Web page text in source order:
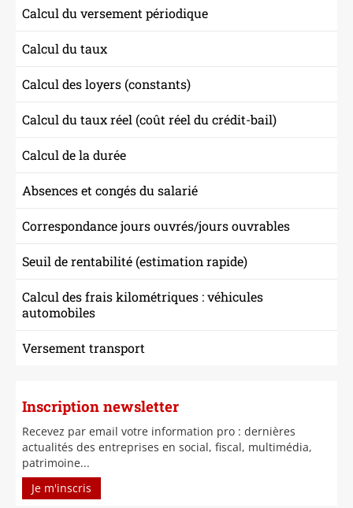
Calcul du versement périodique
Calcul du taux
Calcul des loyers (constants)
Calcul du taux réel (coût réel du crédit-bail)
Calcul de la durée
Absences et congés du salarié
Correspondance jours ouvrés/jours ouvrables
Seuil de rentabilité (estimation rapide)
Calcul des frais kilométriques : véhicules
automobiles
Versement transport
Inscription newsletter
Recevez par email votre information pro : dernières
actualités des entreprises en social, fiscal, multimédia,
patrimoine...
Je m'inscris